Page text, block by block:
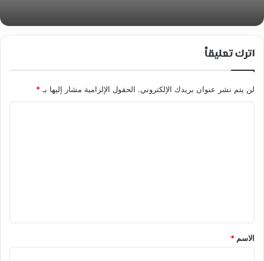
اترك تعليقاً
لن يتم نشر عنوان بريدك الإلكتروني. الحقول الإلزامية مشار إليها بـ *
*
الاسم *